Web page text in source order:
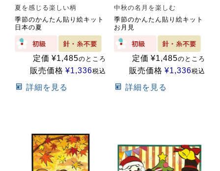
夏を感じる楽しい柄
季節のかんたん貼り絵キット
日本の夏
定価 ¥1,485のところ
販売価格 ¥1,336税込
詳細を見る
中秋の名月を楽しむ
季節のかんたん貼り絵キット
お月見
定価 ¥1,485のところ
販売価格 ¥1,336税込
詳細を見る